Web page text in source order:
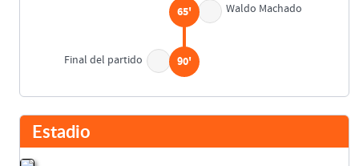
Waldo Machado
65'
Final del partido 90'
Estadio